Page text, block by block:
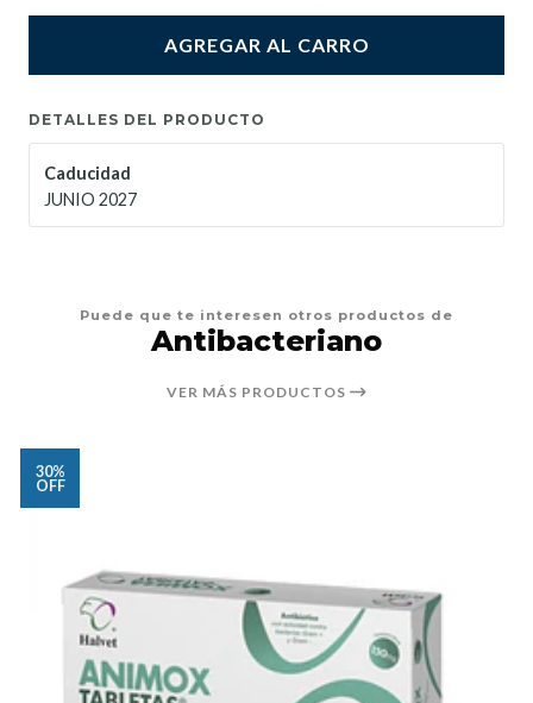
AGREGAR AL CARRO
DETALLES DEL PRODUCTO
Caducidad
JUNIO 2027
Puede que te interesen otros productos de
Antibacteriano
VER MÁS PRODUCTOS
30%
OFF